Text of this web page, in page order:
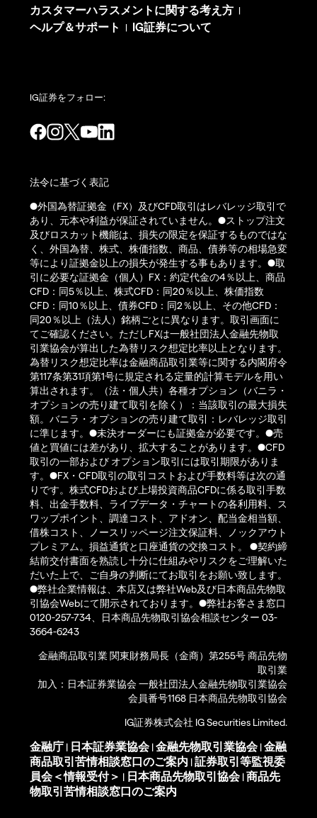
カスタマーハラスメントに関する考え方 |
ヘルプ＆サポート | IG証券について
IG証券をフォロー:
法令に基づく表記
●外国為替証拠金（FX）及びCFD取引はレバレッジ取引で
あり、元本や利益が保証されていません。●ストップ注文
及びロスカット機能は、損失の限定を保証するものではな
く、外国為替、株式、株価指数、商品、債券等の相場急変
等により証拠金以上の損失が発生する事もあります。●取
引に必要な証拠金（個人）FX：約定代金の4％以上、商品
CFD：同5％以上、株式CFD：同20％以上、株価指数
CFD：同10％以上、債券CFD：同2％以上、その他CFD：
同20％以上（法人）銘柄ごとに異なります。取引画面に
てご確認ください。ただしFXは一般社団法人金融先物取
引業協会が算出した為替リスク想定比率以上となります。
為替リスク想定比率は金融商品取引業等に関する内閣府令
第117条第31項第1号に規定される定量的計算モデルを用い
算出されます。（法・個人共）各種オプション（バニラ・
オプションの売り建て取引を除く）：当該取引の最大損失
額。バニラ・オプションの売り建て取引：レバレッジ取引
に準じます。●未決オーダーにも証拠金が必要です。●売
値と買値には差があり、拡大することがあります。●CFD
取引の一部および オプション取引には取引期限がありま
す。●FX・CFD取引の取引コストおよび手数料等は次の通
りです。株式CFDおよび上場投資商品CFDに係る取引手数
料、出金手数料、ライブデータ・チャートの各利用料、ス
ワップポイント、調達コスト、アドオン、配当金相当額、
借株コスト、ノースリッページ注文保証料、ノックアウト
プレミアム。損益通貨と口座通貨の交換コスト。 ●契約締
結前交付書面を熟読し十分に仕組みやリスクをご理解いた
だいた上で、ご自身の判断にてお取引をお願い致します。
●弊社企業情報は、本店又は弊社Web及び日本商品先物取
引協会Webにて開示されております。●弊社お客さま窓口
0120-257-734、日本商品先物取引協会相談センター 03-
3664-6243
金融商品取引業 関東財務局長（金商）第255号 商品先物
取引業
加入：日本証券業協会 一般社団法人金融先物取引業協会
会員番号1168 日本商品先物取引協会
IG証券株式会社 IG Securities Limited.
金融庁 | 日本証券業協会|金融先物取引業協会|金融
商品取引苦情相談窓口のご案内 |証券取引等監視委
員会＜情報受付＞ | 日本商品先物取引協会|商品先
物取引苦情相談窓口のご案内